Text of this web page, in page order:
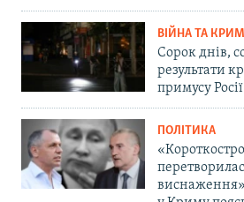
ВІЙНА ТА КРИМ
Сорок днів,
результати
примусу
ПОЛІТИКА